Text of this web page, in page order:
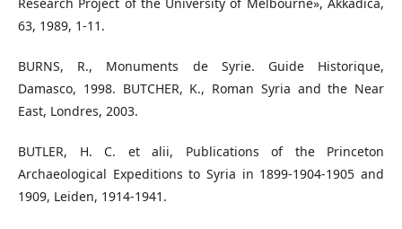
63, 1989, 1-11.
BURNS, R., Monuments de Syrie. Guide Historique,
Damasco, 1998. BUTCHER, K., Roman Syria and the Near
East, Londres, 2003.
BUTLER, H. C. et alii, Publications of the Princeton
Archaeological Expeditions to Syria in 1899-1904-1905 and
1909, Leiden, 1914-1941.